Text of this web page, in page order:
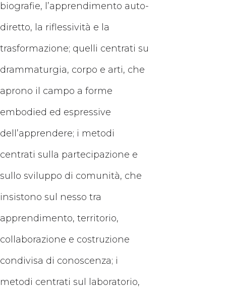
biografie, l’apprendimento auto-
diretto, la riflessività e la
trasformazione; quelli centrati su
drammaturgia, corpo e arti, che
aprono il campo a forme
embodied ed espressive
dell’apprendere; i metodi
centrati sulla partecipazione e
sullo sviluppo di comunità, che
insistono sul nesso tra
apprendimento, territorio,
collaborazione e costruzione
condivisa di conoscenza; i
metodi centrati sul laboratorio,